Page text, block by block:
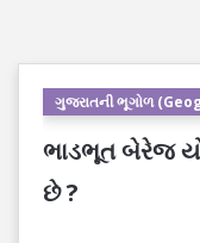
ગુજરાતની ભૂગોળ
ભાડભૂત બેરેજ
છે ?